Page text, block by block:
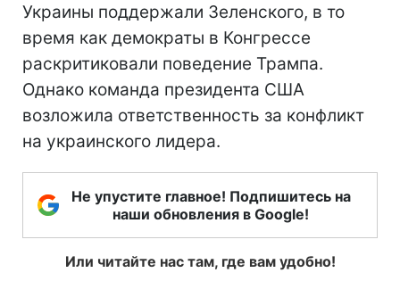
Украины поддержали Зеленского, в то
время как демократы в Конгрессе
раскритиковали поведение Трампа.
Однако команда президента США
возложила ответственность за конфликт
на украинского лидера.
Не упустите главное! Подпишитесь на
наши обновления в Google!
Или читайте нас там, где вам удобно!